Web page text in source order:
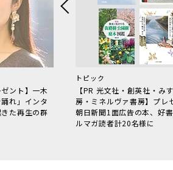
ント】一木
れ」インタ
た再生の群
トピック
【PR 光文社・創英社・み
房・ミネルヴァ書房】プレ
朝日新聞1面広告の本、好
ルマガ読者計20名様に